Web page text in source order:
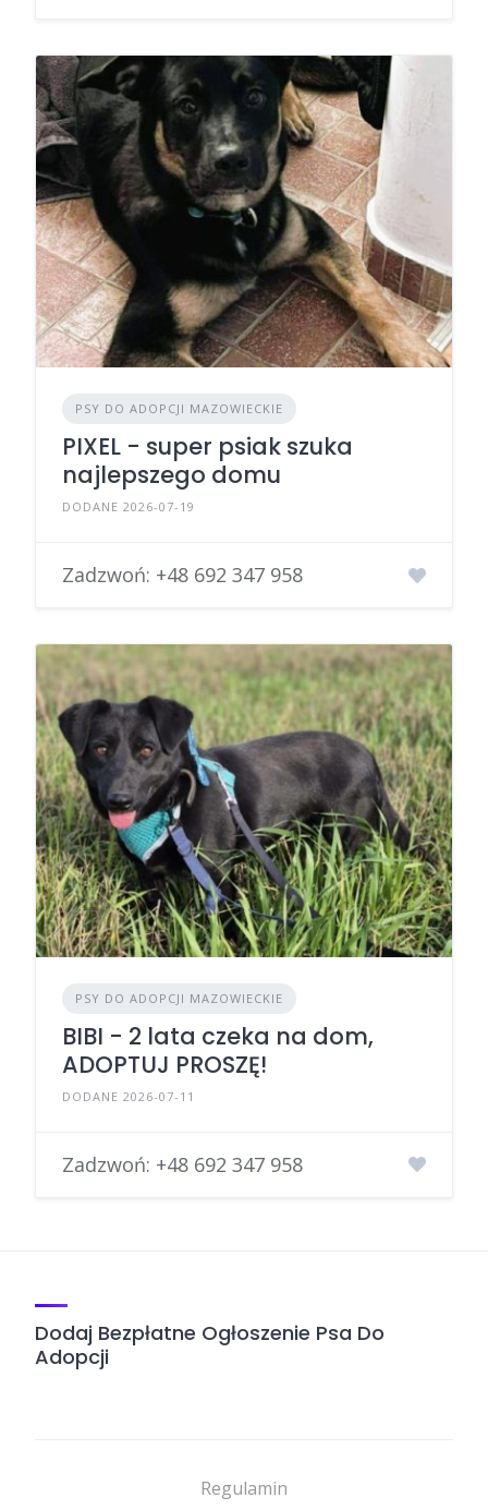
PSY DO ADOPCJI MAZOWIECKIE
PIXEL - super psiak szuka
najlepszego domu
DODANE 2026-07-19
Zadzwoń: +48 692 347 958
PSY DO ADOPCJI MAZOWIECKIE
BIBI - 2 lata czeka na dom,
ADOPTUJ PROSZĘ!
DODANE 2026-07-11
Zadzwoń: +48 692 347 958
Dodaj Bezpłatne Ogłoszenie Psa Do
Adopcji
Regulamin